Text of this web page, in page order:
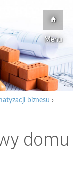
Menu
biznesu ›
domu